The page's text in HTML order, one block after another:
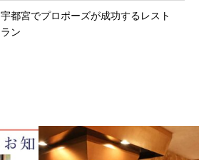
宇都宮でプロポーズが成功するレスト
ラン